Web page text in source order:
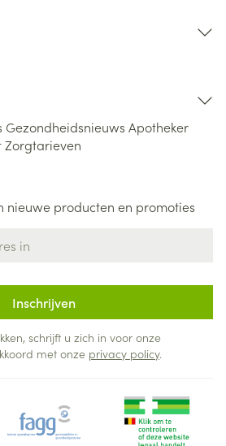
Gezondheidsnieuws Apotheker
Zorgtarieven
nieuwe producten en promoties
Inschrijven
schrijft u zich in voor onze
met onze privacy policy.